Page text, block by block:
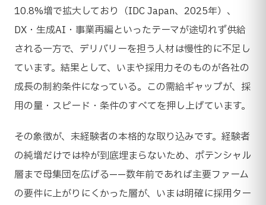
10.8%増で拡大しており（IDC Japan、2025年）、
DX・生成AI・事業再編といったテーマが途切れず供給
される一方で、デリバリーを担う人材は慢性的に不足し
ています。結果として、いまや採用力そのものが各社の
成長の制約条件になっている。この需給ギャップが、採
用の量・スピード・条件のすべてを押し上げています。
その象徴が、未経験者の本格的な取り込みです。経験者
の純増だけでは枠が到底埋まらないため、ポテンシャル
層まで母集団を広げる——数年前であれば主要ファーム
の要件に上がりにくかった層が、いまは明確に採用ター